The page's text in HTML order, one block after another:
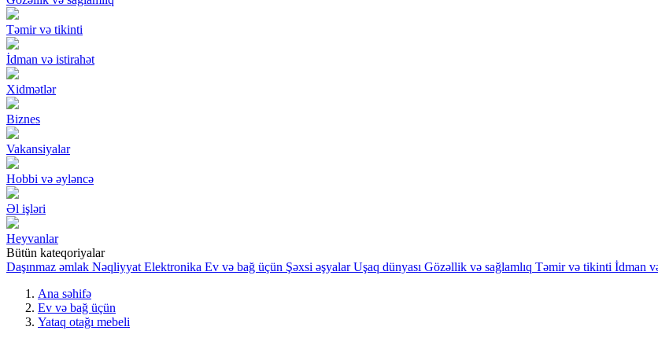
Təmir və tikinti
İdman və istirahət
Xidmətlər
Biznes
Vakansiyalar
Hobbi və əyləncə
Əl işləri
Heyvanlar
Bütün kateqoriyalar
Daşınmaz əmlak Nəqliyyat Elektronika Ev və bağ üçün Şəxsi əşyalar Uşaq dünyası Gözəllik və sağlamlıq Təmir və tikinti İdman
Ana səhifə
Ev və bağ üçün
Yataq otağı mebeli